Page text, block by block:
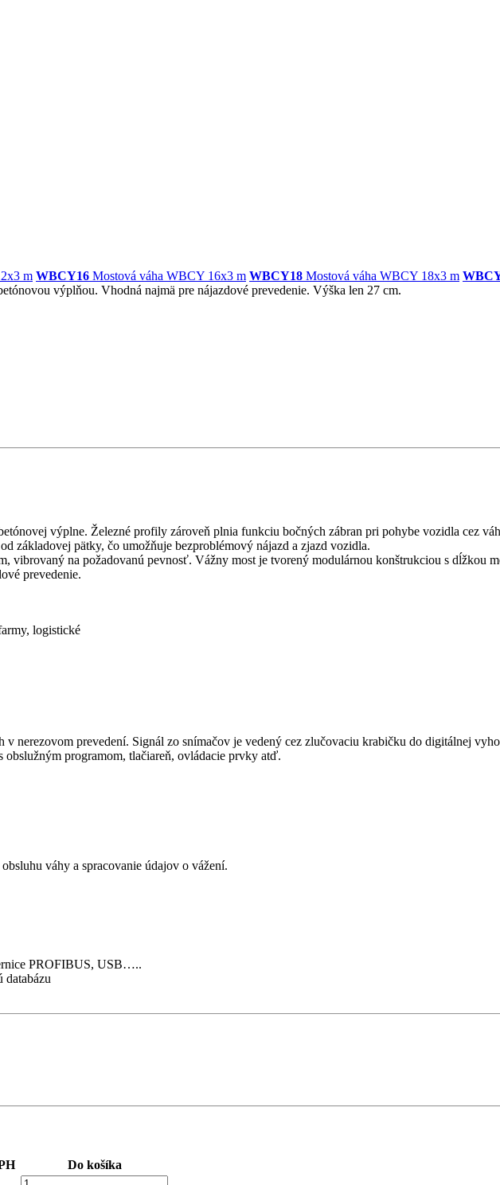
m WBCY16 Mostová váha WBCY 16x3 m WBCY18 Mostová váha WBCY 18x3 m
výplňou. Vhodná najmä pre nájazdové prevedenie. Výška len 27 cm.
výplne. Železné profily zároveň plnia funkciu bočných zábran pri pohybe vozidla cez
základovej pätky, čo umožňuje bezproblémový nájazd a zjazd vozidla.
vibrovaný na požadovanú pevnosť. Vážny most je tvorený modulárnou konštrukciou s dĺžkou
prevedenie.
logistické
nerezovom prevedení. Signál zo snímačov je vedený cez zlučovaciu krabičku do digitálnej
programom, tlačiareň, ovládacie prvky atď.
váhy a spracovanie údajov o vážení.
PROFIBUS, USB…..
databázu
Do košíka